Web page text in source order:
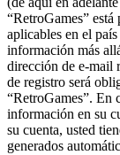
“RetroGames”
aplicables en el
información más
dirección de e-mail
de registro será
“RetroGames”. En
información en su
su cuenta, usted
generados